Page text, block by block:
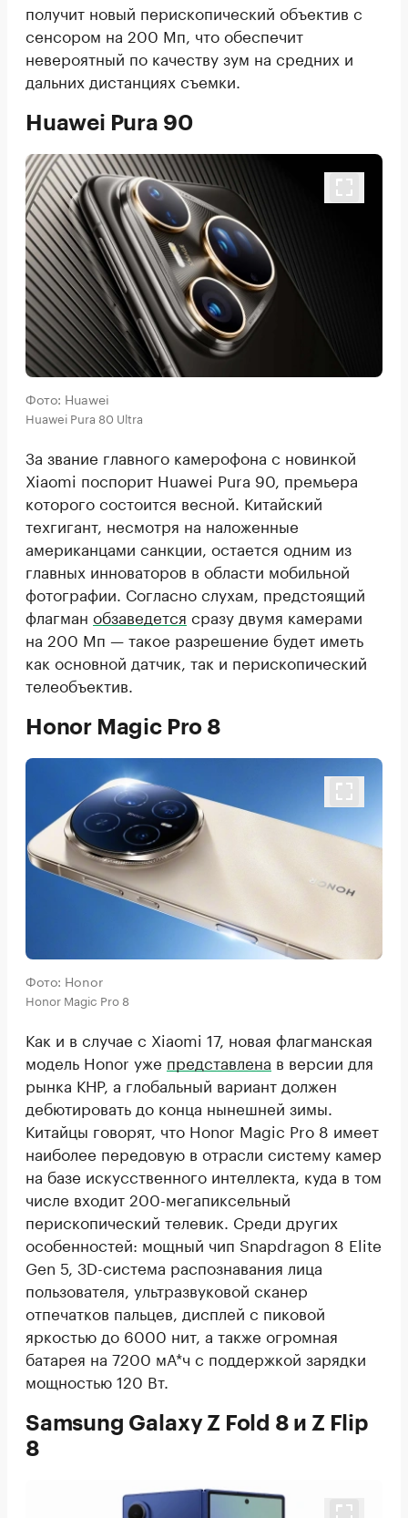
получит новый перископический объектив с
сенсором на 200 Мп, что обеспечит
невероятный по качеству зум на средних и
дальних дистанциях съемки.
Huawei Pura 90
Фото: Huawei
Huawei Pura 80 Ultra
За звание главного камерофона с новинкой
Xiaomi поспорит Huawei Pura 90, премьера
которого состоится весной. Китайский
техгигант, несмотря на наложенные
американцами санкции, остается одним из
главных инноваторов в области мобильной
фотографии. Согласно слухам, предстоящий
флагман обзаведется сразу двумя камерами
на 200 Мп — такое разрешение будет иметь
как основной датчик, так и перископический
телеобъектив.
Honor Magic Pro 8
Фото: Honor
Honor Magic Pro 8
Как и в случае с Xiaomi 17, новая флагманская
модель Honor уже представлена в версии для
рынка КНР, а глобальный вариант должен
дебютировать до конца нынешней зимы.
Китайцы говорят, что Honor Magic Pro 8 имеет
наиболее передовую в отрасли систему камер
на базе искусственного интеллекта, куда в том
числе входит 200-мегапиксельный
перископический телевик. Среди других
особенностей: мощный чип Snapdragon 8 Elite
Gen 5, 3D-система распознавания лица
пользователя, ультразвуковой сканер
отпечатков пальцев, дисплей с пиковой
яркостью до 6000 нит, а также огромная
батарея на 7200 мА*ч с поддержкой зарядки
мощностью 120 Вт.
Samsung Galaxy Z Fold 8 и Z Flip
8